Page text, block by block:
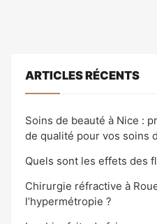
ARTICLES RÉCENTS
Soins de beauté à Nice :
de qualité pour vos soins
Quels sont les effets des
Chirurgie réfractive à
l’hypermétropie ?